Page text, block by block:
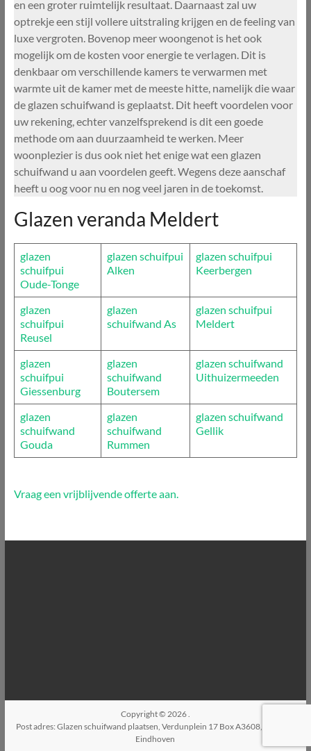
en een groter ruimtelijk resultaat. Daarnaast zal uw
optrekje een stijl vollere uitstraling krijgen en de feeling van
luxe vergroten. Bovenop meer woongenot is het ook
mogelijk om de kosten voor energie te verlagen. Dit is
denkbaar om verschillende kamers te verwarmen met
warmte uit de kamer met de meeste hitte, namelijk die waar
de glazen schuifwand is geplaatst. Dit heeft voordelen voor
uw rekening, echter vanzelfsprekend is dit een goede
methode om aan duurzaamheid te werken. Meer
woonplezier is dus ook niet het enige wat een glazen
schuifwand u aan voordelen geeft. Wegens deze aanschaf
heeft u oog voor nu en nog veel jaren in de toekomst.
Glazen veranda Meldert
glazen
schuifpui
Oude-Tonge
glazen schuifpui
Alken
glazen schuifpui
Keerbergen
glazen
schuifpui
Reusel
glazen
schuifwand As
glazen schuifpui
Meldert
glazen
schuifpui
Giessenburg
glazen
schuifwand
Boutersem
glazen schuifwand
Uithuizermeeden
glazen
schuifwand
Gouda
glazen
schuifwand
Rummen
glazen schuifwand
Gellik
Vraag een vrijblijvende offerte aan.
Copyright © 2026
Post adres: Glazen schuifwand plaatsen, Verdunplein 17 Box A3608, 5627SZ,
Eindhoven